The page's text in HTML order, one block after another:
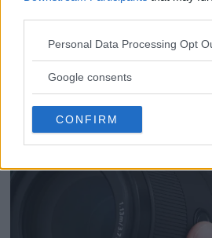
Please note that this website/app
not limited to your visit or usage
use your data for below specified
consent section.
Personal Data Processing Opt
Google consents
CONFIRM
ger bättre